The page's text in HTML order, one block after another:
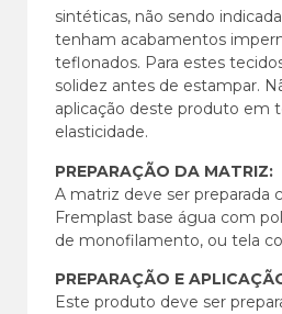
sintéticas, não sendo
tenham acabamentos
teflonados. Para estes
solidez antes de estampar.
aplicação deste produto em
elasticidade.
PREPARAÇÃO DA MATRIZ:
A matriz deve ser preparada
Fremplast base água com
de monofilamento, ou tela
PREPARAÇÃO E
Este produto deve ser